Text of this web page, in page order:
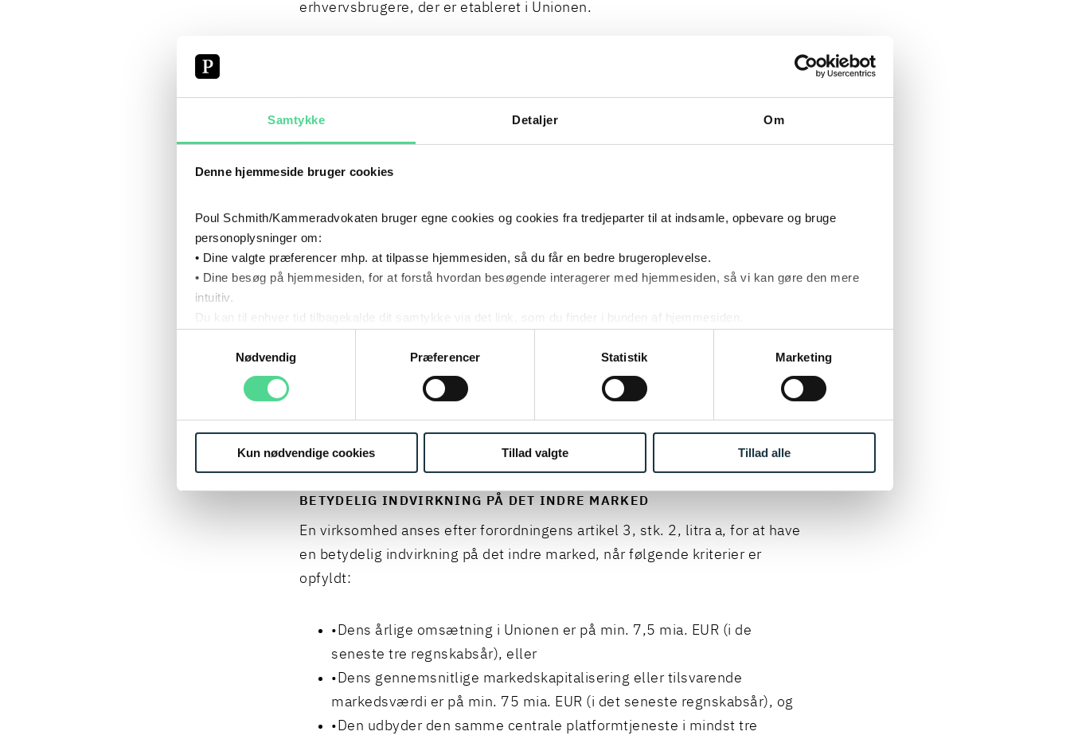
Samtykke Detaljer Om
Denne hjemmeside bruger cookies
Poul Schmith/Kammeradvokaten bruger egne cookies og cookies fra tredjeparter til at indsamle, opbevare og bruge
personoplysninger om:
• Dine valgte præferencer mhp. at tilpasse hjemmesiden, så du får en bedre brugeroplevelse.
• Dine besøg på hjemmesiden, for at forstå hvordan besøgende interagerer med hjemmesiden, så vi kan gøre den mere
intuitiv.
Du kan til enhver tid tilbagekalde dit samtykke via det link, som du finder i bunden af hjemmesiden.
Læs mere om vores behandling af personoplysninger her.
Nødvendig
Præferencer Statistik Marketing
Kun nødvendige cookies Tillad valgte Tillad alle
erhvervsbrugere, der er etableret i Unionen.
Dette gælder uanset gatekeeperens etableringssted eller bopæl, og uanset
platformtjenesten er etableret i EU eller i eksempelvis USA. Det afgørende
For at en central platformtjeneste kan udpeges som gatekeeper, skal tre
Have en betydelig indvirkning på det indre marked,
Udbyde en central platformtjeneste, der er en vigtig portal for
erhvervsbrugere med henblik på at nå ud til slutbrugere, og
Indtage en stærk og varig position.
BETYDELIG INDVIRKNING PÅ DET INDRE MARKED
En virksomhed anses efter forordningens artikel 3, stk. 2, litra a, for at have
en betydelig indvirkning på det indre marked, når følgende kriterier er
opfyldt:
Dens årlige omsætning i Unionen er på min. 7,5 mia. EUR (i de
seneste tre regnskabsår), eller
Dens gennemsnitlige markedskapitalisering eller tilsvarende
markedsværdi er på min. 75 mia. EUR (i det seneste regnskabsår), og
Den udbyder den samme centrale platformtjeneste i mindst tre